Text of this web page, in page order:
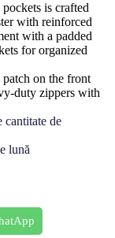
is crafted
with reinforced
with a padded
for organized
on the front
duty zippers with
cantitate de
lună